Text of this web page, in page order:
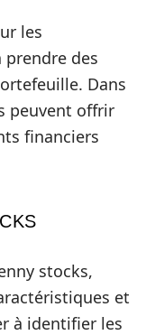
les
des
Dans
peuvent offrir
financiers
stocks,
et
à identifier les